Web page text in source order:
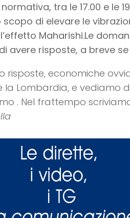
tra le 17.00 e le
di elevare le
Maharishi.Le
avere risposte, a breve
risposte, economiche
la Lombardia, e vediamo
. Nel frattempo